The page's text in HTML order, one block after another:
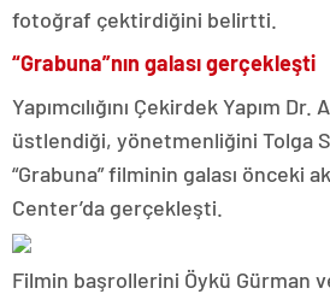
fotoğraf çektirdiğini belirtti.
“Grabuna”nın galası gerçekleşti
Yapımcılığını Çekirdek Yapım Dr.
üstlendiği, yönetmenliğini Tolga
“Grabuna” filminin galası önceki
Center’da gerçekleşti.
Filmin başrollerini Öykü Gürman